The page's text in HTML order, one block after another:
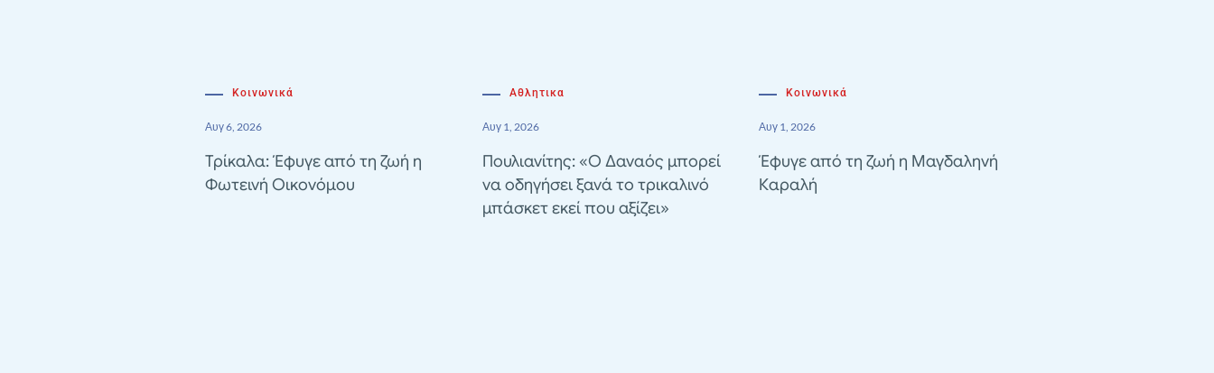
Κοινωνικά
Αυγ 6, 2026
Τρίκαλα: Έφυγε από τη ζωή η
Φωτεινή Οικονόμου
Αθλητικα
Αυγ 1, 2026
Πουλιανίτης: «Ο Δαναός μπορεί
να οδηγήσει ξανά το τρικαλινό
μπάσκετ εκεί που αξίζει»
Κοινωνικά
Αυγ 1, 2026
Έφυγε από τη ζωή η Μαγδαληνή
Καραλή